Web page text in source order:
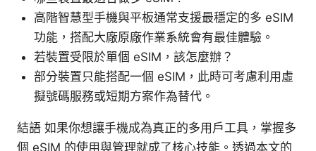
高階智慧型手機與平板通常支援最穩定的多 eSIM
功能，搭配大廠原廠作業系統會有最佳體驗。
若裝置受限於單個 eSIM，該怎麼辦？
部分裝置只能搭配一個 eSIM，此時可考慮利用虛
擬號碼服務或短期方案作為替代。
結語 如果你想讓手機成為真正的多用戶工具，掌握多
個 eSIM 的使用與管理就成了核心技能。透過本文的